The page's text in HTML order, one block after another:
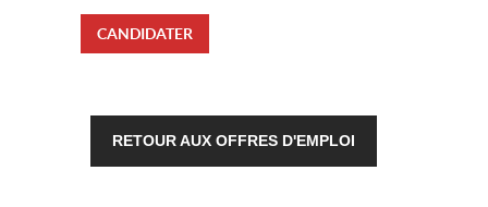
CANDIDATER
RETOUR AUX OFFRES D'EMPLOI